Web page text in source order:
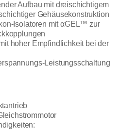
Aufbau mit dreischichtigem
Gehäusekonstruktion
Isolatoren mit αGEL™ zur
hoher Empfindlichkeit bei der
Leistungsschaltung